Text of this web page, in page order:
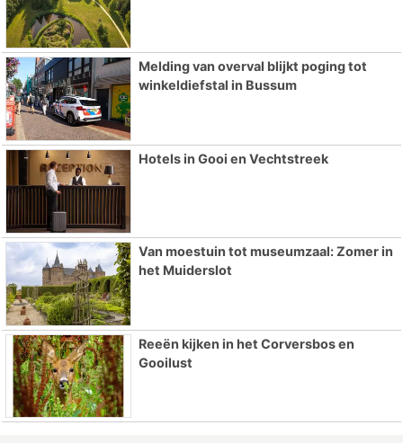
Melding van overval blijkt poging tot
winkeldiefstal in Bussum
Hotels in Gooi en Vechtstreek
Van moestuin tot museumzaal: Zomer in
het Muiderslot
Reeën kijken in het Corversbos en
Gooilust